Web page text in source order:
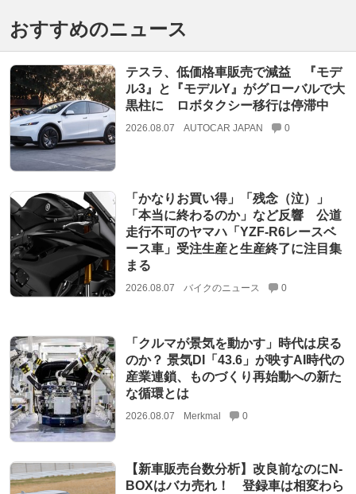
おすすめのニュース
テスラ、低価格車販売で減益 『モデ
ル3』と『モデルY』がグローバルで大
黒柱に ロボタクシー移行は停滞中
2026.08.07 AUTOCAR JAPAN 0
「かなりお買い得」「残念（泣）」
「本当に終わるのか」など反響 公道
走行不可のヤマハ「YZF-R6レースベ
ース車」受注生産と生産終了に注目集
まる
2026.08.07 バイクのニュース 0
「クルマが景気を動かす」時代は戻る
のか？ 景気DI「43.6」が映すAI時代の
産業連鎖、ものづくり再始動への新た
な循環とは
2026.08.07 Merkmal 0
【新車販売台数分析】改良前なのにN-
BOXはバカ売れ！ 登録車は相変わら